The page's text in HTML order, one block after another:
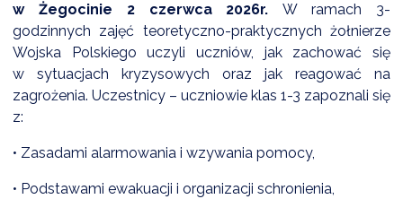
CZYSTE POWIETRZE
EWIDENCJA EMISYJNOŚCI BUDYNKÓW (CEEB)
w Żegocinie 2 czerwca 2026r.W ramach 3-
godzinnych zajęć teoretyczno-praktycznych żołnierze
Wojska Polskiego uczyli uczniów, jak zachować się
w sytuacjach kryzysowych oraz jak reagować na
zagrożenia. Uczestnicy – uczniowie klas 1-3 zapoznali się
z:
• Zasadami alarmowania i wzywania pomocy,
• Podstawami ewakuacji i organizacji schronienia,